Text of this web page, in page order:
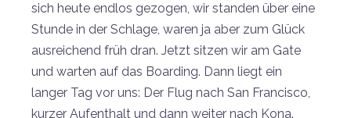
sich heute endlos gezogen, wir standen über eine
Stunde in der Schlage, waren ja aber zum Glück
ausreichend früh dran. Jetzt sitzen wir am Gate
und warten auf das Boarding. Dann liegt ein
langer Tag vor uns: Der Flug nach San Francisco,
kurzer Aufenthalt und dann weiter nach Kona.